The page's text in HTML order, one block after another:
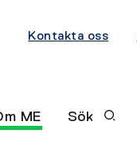
Kontakta oss
ME Sök